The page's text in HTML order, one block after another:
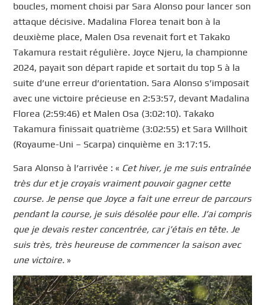
boucles, moment choisi par Sara Alonso pour lancer son
attaque décisive. Madalina Florea tenait bon à la
deuxième place, Malen Osa revenait fort et Takako
Takamura restait régulière. Joyce Njeru, la championne
2024, payait son départ rapide et sortait du top 5 à la
suite d’une erreur d’orientation. Sara Alonso s’imposait
avec une victoire précieuse en 2:53:57, devant Madalina
Florea (2:59:46) et Malen Osa (3:02:10). Takako
Takamura finissait quatrième (3:02:55) et Sara Willhoit
(Royaume-Uni – Scarpa) cinquième en 3:17:15.
Sara Alonso à l’arrivée : « Cet hiver, je me suis entraînée
très dur et je croyais vraiment pouvoir gagner cette
course. Je pense que Joyce a fait une erreur de parcours
pendant la course, je suis désolée pour elle. J’ai compris
que je devais rester concentrée, car j’étais en tête. Je
suis très, très heureuse de commencer la saison avec
une victoire. »